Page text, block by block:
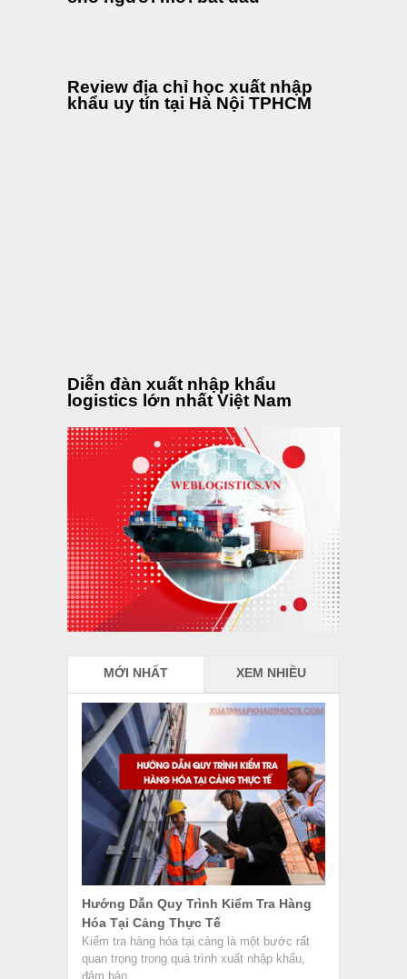
Review địa chỉ học xuất nhập
khẩu uy tín tại Hà Nội TPHCM
Diễn đàn xuất nhập khẩu
logistics lớn nhất Việt Nam
MỚI NHẤT XEM NHIỀU
Hướng Dẫn Quy Trình Kiểm Tra Hàng
Hóa Tại Cảng Thực Tế
Kiểm tra hàng hóa tại cảng là một bước rất
quan trọng trong quá trình xuất nhập khẩu,
đảm bảo...